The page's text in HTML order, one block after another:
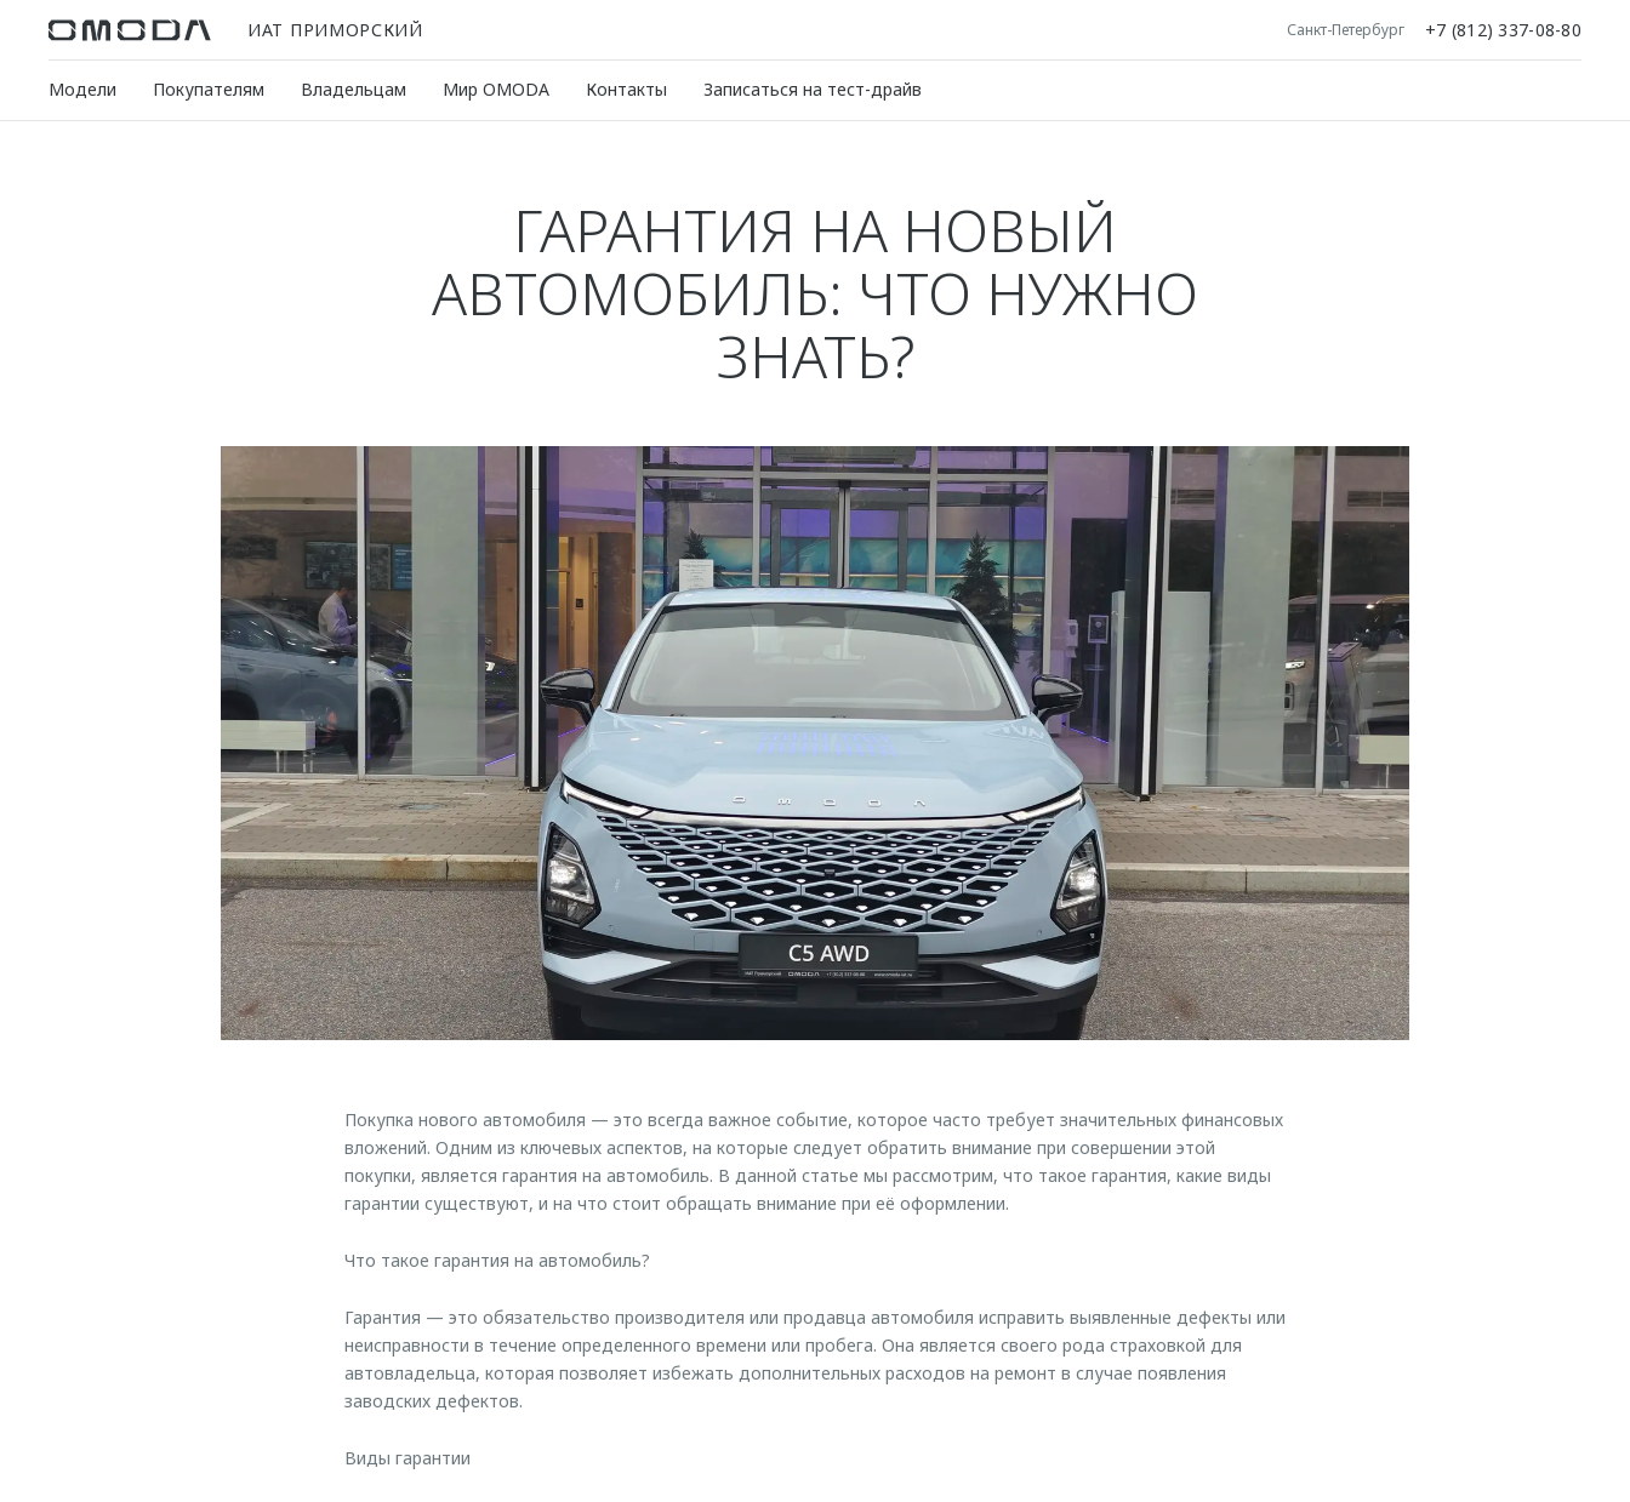
ИАТ ПРИМОРСКИЙ Санкт-Петербург +7 (812) 337-08-80
Модели Покупателям Владельцам Мир OMODA Контакты Записаться на тест-драйв
ГАРАНТИЯ НА НОВЫЙ
АВТОМОБИЛЬ: ЧТО НУЖНО
ЗНАТЬ?
Покупка нового автомобиля — это всегда важное событие, которое часто требует значительных финансовых
вложений. Одним из ключевых аспектов, на которые следует обратить внимание при совершении этой
покупки, является гарантия на автомобиль. В данной статье мы рассмотрим, что такое гарантия, какие виды
гарантии существуют, и на что стоит обращать внимание при её оформлении.
Что такое гарантия на автомобиль?
Гарантия — это обязательство производителя или продавца автомобиля исправить выявленные дефекты или
неисправности в течение определенного времени или пробега. Она является своего рода страховкой для
автовладельца, которая позволяет избежать дополнительных расходов на ремонт в случае появления
заводских дефектов.
Виды гарантии